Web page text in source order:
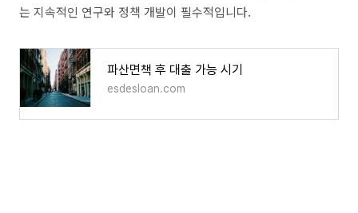
는 지속적인 연구와 정책 개발이 필수적입니다.
파산면책 후 대출 가능 시기
esdesloan.com